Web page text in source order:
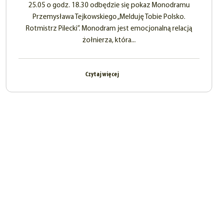
25.05 o godz. 18.30 odbędzie się pokaz Monodramu
Przemysława Tejkowskiego „Melduję Tobie Polsko.
Rotmistrz Pilecki”. Monodram jest emocjonalną relacją
żołnierza, która...
Czytaj więcej